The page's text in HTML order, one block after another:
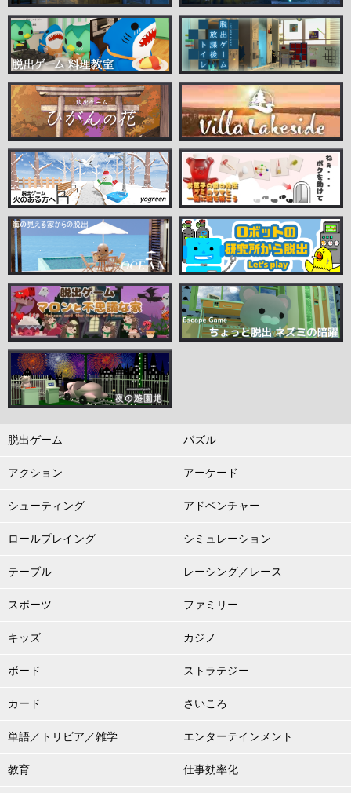
脱出ゲーム パズル
アクション アーケード
シューティング アドベンチャー
ロールプレイング シミュレーション
テーブル レーシング／レース
スポーツ ファミリー
キッズ カジノ
ボード ストラテジー
カード さいころ
単語／トリビア／雑学 エンターテインメント
教育 仕事効率化